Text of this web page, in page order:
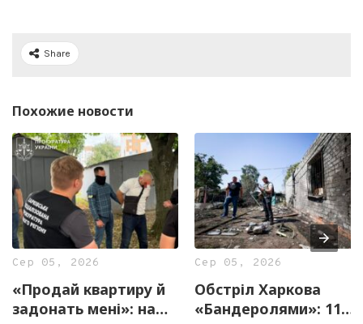
Share
Похожие новости
Сер 05, 2026
«Продай квартиру й
задонать мені»: на
Сер 05, 2026
Обстріл Харкова
«Бандеролями»: 11